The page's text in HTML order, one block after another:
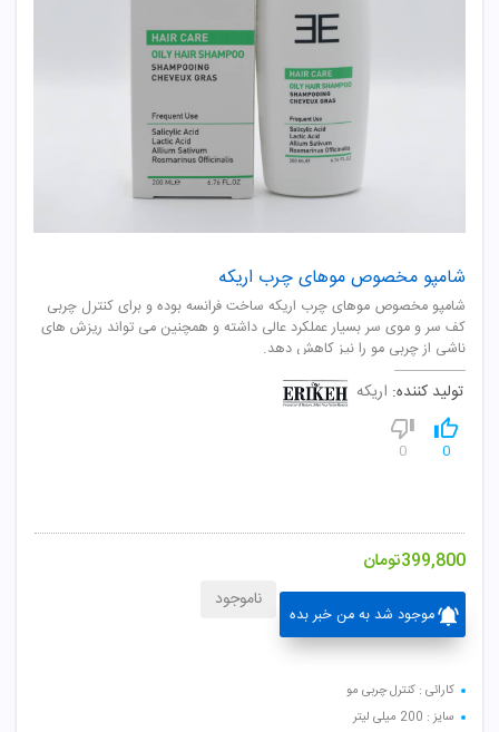
شامپو مخصوص موهای چرب اریکه
شامپو مخصوص موهای چرب اریکه ساخت فرانسه بوده و برای کنترل چربی
کف سر و موی سر بسیار عملکرد عالی داشته و همچنین می تواند ریزش های
ناشی از چربی مو را نیز کاهش دهد.
تولید کننده: اریکه
0
0
399,800تومان
موجود شد به من خبر بده
ناموجود
کارائی : کنترل چربی مو
سایز : 200 میلی لیتر